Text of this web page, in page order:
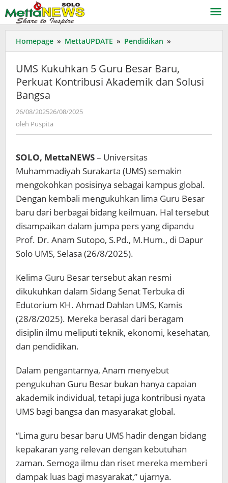
ke
konten
Homepage » MettaUPDATE » Pendidikan »
Kukuhkan
Guru
Besar
dan
UMS Kukuhkan 5 Guru Besar Baru,
Perkuat Kontribusi Akademik dan Solusi
Bangsa
26/08/202526/08/2025
oleh Puspita
SOLO, MettaNEWS– Universitas
Muhammadiyah Surakarta (UMS) semakin
mengokohkan posisinya sebagai kampus global.
Dengan kembali mengukuhkan lima Guru Besar
baru dari berbagai bidang keilmuan. Hal tersebut
disampaikan dalam jumpa pers yang dipandu
Prof. Dr. Anam Sutopo, S.Pd., M.Hum., di Dapur
Solo UMS, Selasa (26/8/2025).
Kelima Guru Besar tersebut akan resmi
dikukuhkan dalam Sidang Senat Terbuka di
Edutorium KH. Ahmad Dahlan UMS, Kamis
(28/8/2025). Mereka berasal dari beragam
disiplin ilmu meliputi teknik, ekonomi, kesehatan,
dan pendidikan.
Dalam pengantarnya, Anam menyebut
pengukuhan Guru Besar bukan hanya capaian
akademik individual, tetapi juga kontribusi nyata
UMS bagi bangsa dan masyarakat global.
“Lima guru besar baru UMS hadir dengan bidang
kepakaran yang relevan dengan kebutuhan
zaman. Semoga ilmu dan riset mereka memberi
dampak luas bagi masyarakat,” ujarnya.